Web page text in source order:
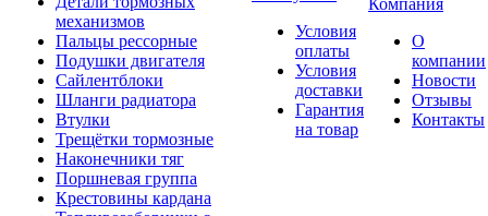
механизмов
Пальцы рессорные
Подушки двигателя
Сайлентблоки
Шланги радиатора
Втулки
Трещётки тормозные
Наконечники тяг
Поршневая группа
Крестовины кардана
Условия
оплаты
Условия
доставки
Гарантия
на товар
Компания
О
компании
Новости
Отзывы
Контакты